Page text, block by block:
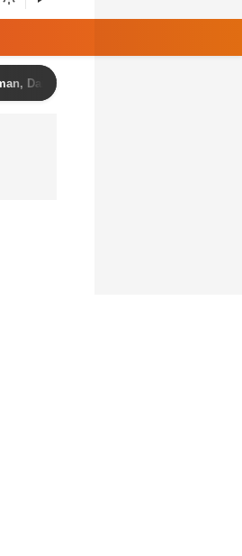
dan Kondusif Jelang HUT ke-81